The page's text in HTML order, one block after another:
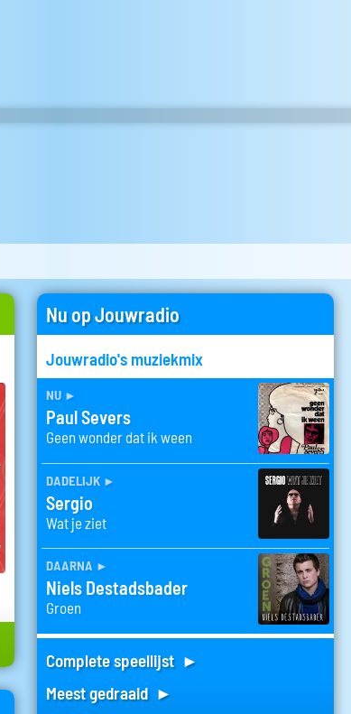
Nu op Jouwradio
Jouwradio's muziekmix
nu ►
Paul Severs
Geen wonder dat ik ween
dadelijk ►
Sergio
Wat je ziet
daarna ►
Niels Destadsbader
Groen
Complete speellijst ►
Meest gedraaid ►